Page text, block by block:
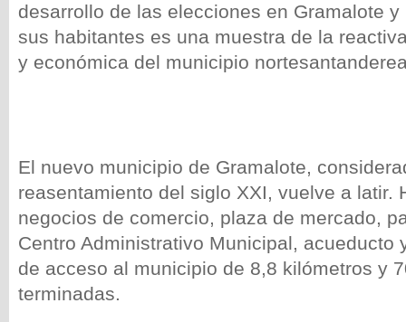
desarrollo de las elecciones en Gramalote
sus habitantes es una muestra de la
y económica del municipio
El nuevo municipio de Gramalote,
reasentamiento del siglo XXI, vuelve a latir.
negocios de comercio, plaza de mercado,
Centro Administrativo Municipal, acueducto
de acceso al municipio de 8,8 kilómetros y
terminadas.